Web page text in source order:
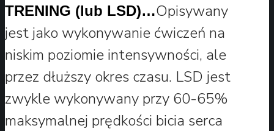
TRENING (lub LSD)…Opisywany
jest jako wykonywanie ćwiczeń na
niskim poziomie intensywności, ale
przez dłuższy okres czasu. LSD jest
zwykle wykonywany przy 60-65%
maksymalnej prędkości bicia serca